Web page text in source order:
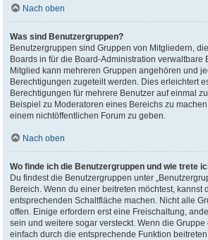
Nach oben
Was sind Benutzergruppen?
Benutzergruppen sind Gruppen von Mitgliedern,
Boards in für die Board-Administration verwaltbare
Mitglied kann mehreren Gruppen angehören und
Berechtigungen zugeteilt werden. Dies erleichtert
Berechtigungen für mehrere Benutzer auf einmal
Beispiel zu Moderatoren eines Bereichs zu
einem nichtöffentlichen Forum zu geben.
Nach oben
Wo finde ich die Benutzergruppen und wie trete
Du findest die Benutzergruppen unter
Bereich. Wenn du einer beitreten möchtest, kannst
entsprechenden Schaltfläche machen. Nicht alle
offen. Einige erfordern erst eine Freischaltung,
sein und weitere sogar versteckt. Wenn die Gruppe
einfach durch die entsprechende Funktion